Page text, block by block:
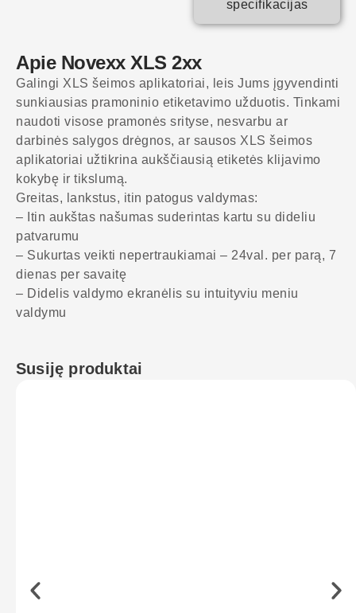
specifikacijas
Apie Novexx XLS 2xx
Galingi XLS šeimos aplikatoriai, leis Jums įgyvendinti
sunkiausias pramoninio etiketavimo užduotis. Tinkami
naudoti visose pramonės srityse, nesvarbu ar
darbinės salygos drėgnos, ar sausos XLS šeimos
aplikatoriai užtikrina aukščiausią etiketės klijavimo
kokybę ir tikslumą.
Greitas, lankstus, itin patogus valdymas:
– Itin aukštas našumas suderintas kartu su dideliu
patvarumu
– Sukurtas veikti nepertraukiamai – 24val. per parą, 7
dienas per savaitę
– Didelis valdymo ekranėlis su intuityviu meniu
valdymu
Susiję produktai